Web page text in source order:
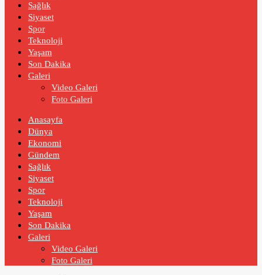
Sağlık
Siyaset
Spor
Teknoloji
Yaşam
Son Dakika
Galeri
Video Galeri
Foto Galeri
Anasayfa
Dünya
Ekonomi
Gündem
Sağlık
Siyaset
Spor
Teknoloji
Yaşam
Son Dakika
Galeri
Video Galeri
Foto Galeri